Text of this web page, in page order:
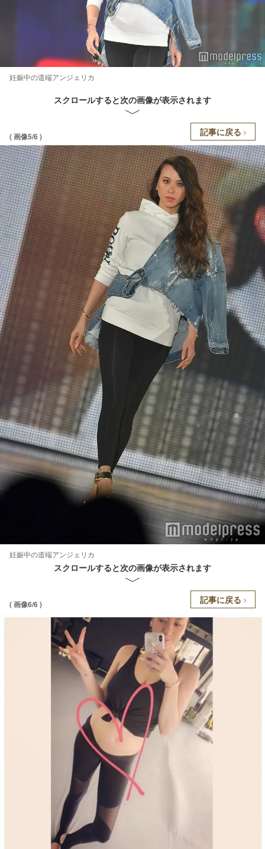
妊娠中の道端アンジェリカ
スクロールすると次の画像が表示されます
( 画像5/6 ) 記事に戻る
妊娠中の道端アンジェリカ
スクロールすると次の画像が表示されます
( 画像6/6 ) 記事に戻る